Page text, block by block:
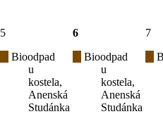
5
Bioodpad
u
kostela,
Anenská
Studánka
6
Bioodpad
u
kostela,
Anenská
Studánka
7